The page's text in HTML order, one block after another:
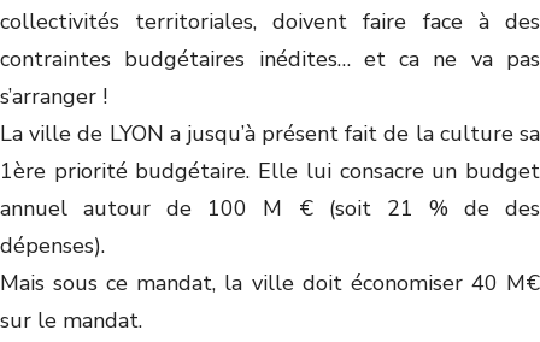
collectivités territoriales, doivent faire face à des
contraintes budgétaires inédites… et ca ne va pas
s’arranger !
La ville de LYON a jusqu’à présent fait de la culture sa
1ère priorité budgétaire. Elle lui consacre un budget
annuel autour de 100 M € (soit 21 % de des
dépenses).
Mais sous ce mandat, la ville doit économiser 40 M€
sur le mandat.